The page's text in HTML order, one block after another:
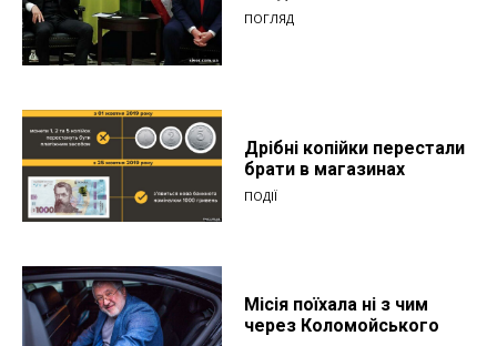
ПОГЛЯД
Дрібні копійки перестали
брати в магазинах
ПОДІЇ
Місія поїхала ні з чим
через Коломойського